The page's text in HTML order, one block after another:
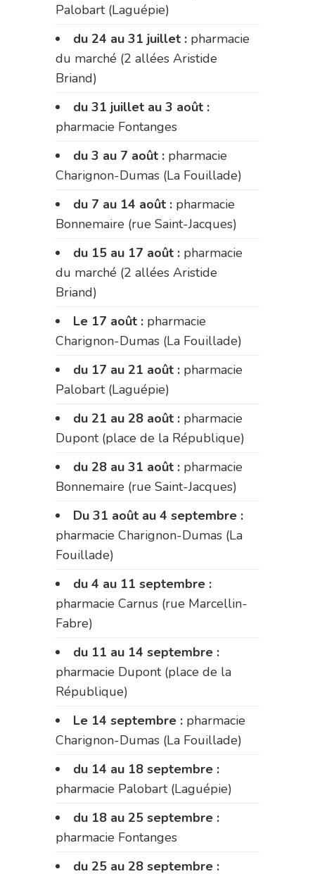
Palobart (Laguépie)
du 24 au 31 juillet : pharmacie
du marché (2 allées Aristide
Briand)
du 31 juillet au 3 août :
pharmacie Fontanges
du 3 au 7 août : pharmacie
Charignon-Dumas (La Fouillade)
du 7 au 14 août : pharmacie
Bonnemaire (rue Saint-Jacques)
du 15 au 17 août : pharmacie
du marché (2 allées Aristide
Briand)
Le 17 août : pharmacie
Charignon-Dumas (La Fouillade)
du 17 au 21 août : pharmacie
Palobart (Laguépie)
du 21 au 28 août : pharmacie
Dupont (place de la République)
du 28 au 31 août : pharmacie
Bonnemaire (rue Saint-Jacques)
Du 31 août au 4 septembre :
pharmacie Charignon-Dumas (La
Fouillade)
du 4 au 11 septembre :
pharmacie Carnus (rue Marcellin-
Fabre)
du 11 au 14 septembre :
pharmacie Dupont (place de la
République)
Le 14 septembre : pharmacie
Charignon-Dumas (La Fouillade)
du 14 au 18 septembre :
pharmacie Palobart (Laguépie)
du 18 au 25 septembre :
pharmacie Fontanges
du 25 au 28 septembre :